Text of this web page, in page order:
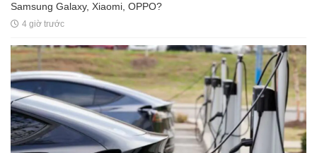
Samsung Galaxy, Xiaomi, OPPO?
4 giờ trước